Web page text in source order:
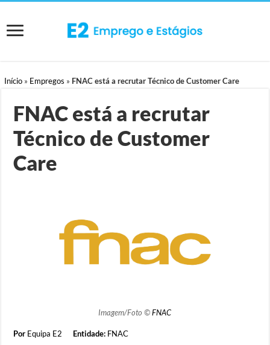
Início » Empregos » FNAC está a recrutar Técnico de Customer Care
FNAC está a recrutar
Técnico de Customer
Care
Imagem/Foto ©FNAC
Por Equipa E2 Entidade: FNAC